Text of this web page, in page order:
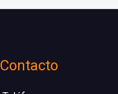
Contacto